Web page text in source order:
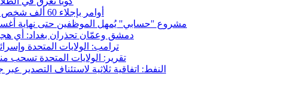
أوامر بإجلاء 60 ألف شخص بسبب الحرائق في ولاية واشنطن
مشروع "حسابي" يُمهل الموظفين حتى نهاية
دمشق وعمّان تحذران بغداد: أي
ترامب: الولايات المتحدة
تقرير: الولايات المتحدة تسحب
النفط: اتفاقية ثلاثية لاستئناف التصدير عبر جيهان بطاقة